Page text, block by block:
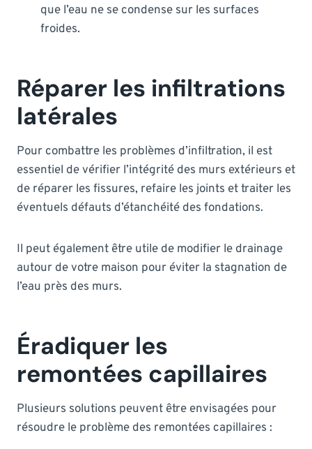
que l’eau ne se condense sur les surfaces
froides.
Réparer les infiltrations
latérales
Pour combattre les problèmes d’infiltration, il est
essentiel de vérifier l’intégrité des murs extérieurs et
de réparer les fissures, refaire les joints et traiter les
éventuels défauts d’étanchéité des fondations.
Il peut également être utile de modifier le drainage
autour de votre maison pour éviter la stagnation de
l’eau près des murs.
Éradiquer les
remontées capillaires
Plusieurs solutions peuvent être envisagées pour
résoudre le problème des remontées capillaires :